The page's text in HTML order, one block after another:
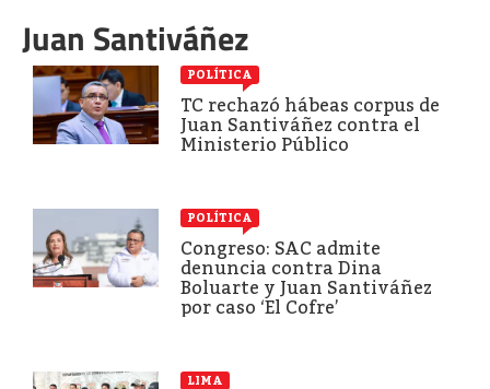
Juan Santiváñez
POLÍTICA
TC rechazó hábeas corpus de
Juan Santiváñez contra el
Ministerio Público
POLÍTICA
Congreso: SAC admite
denuncia contra Dina
Boluarte y Juan Santiváñez
por caso ‘El Cofre’
LIMA